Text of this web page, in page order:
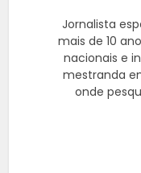
Jornalista
mais de 10
nacionais e
mestranda
onde